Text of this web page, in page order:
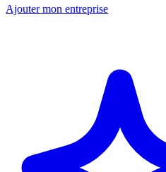
Ajouter mon entreprise